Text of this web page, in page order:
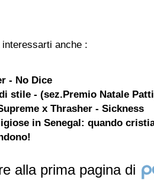
interessarti anche :
- No Dice
stile - (sez.Premio Natale
x Thrasher - Sickness
in Senegal: quando
alla prima pagina di